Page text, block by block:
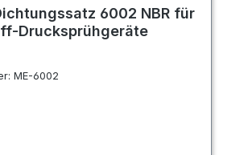
6002 NBR für
Drucksprühgeräte
ME-6002